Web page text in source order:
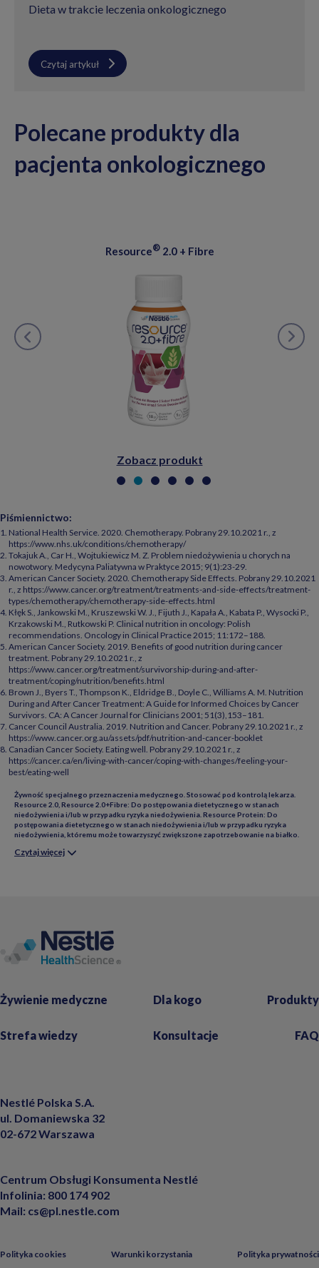
Dieta w trakcie leczenia onkologicznego
Czytaj artykuł
Polecane produkty dla
pacjenta onkologicznego
Resource®2.0 + Fibre
Zobacz produkt
Piśmiennictwo:
National Health Service. 2020. Chemotherapy. Pobrany 29.10.2021 r., z
https://www.nhs.uk/conditions/chemotherapy/
Tokajuk A., Car H., Wojtukiewicz M. Z. Problem niedożywienia u chorych na
nowotwory. Medycyna Paliatywna w Praktyce 2015; 9(1):23-29.
American Cancer Society. 2020. Chemotherapy Side Effects. Pobrany 29.10.2021
r., z https://www.cancer.org/treatment/treatments-and-side-effects/treatment-
types/chemotherapy/chemotherapy-side-effects.html
Kłęk S., Jankowski M., Kruszewski W. J., Fijuth J., Kapała A., Kabata P., Wysocki P.,
Krzakowski M., Rutkowski P. Clinical nutrition in oncology: Polish
recommendations. Oncology in Clinical Practice 2015; 11:172–188.
American Cancer Society. 2019. Benefits of good nutrition during cancer
treatment. Pobrany 29.10.2021 r., z
https://www.cancer.org/treatment/survivorship-during-and-after-
treatment/coping/nutrition/benefits.html
Brown J., Byers T., Thompson K., Eldridge B., Doyle C., Williams A. M. Nutrition
During and After Cancer Treatment: A Guide for Informed Choices by Cancer
Survivors. CA: A Cancer Journal for Clinicians 2001; 51(3),153–181.
Cancer Council Australia. 2019. Nutrition and Cancer. Pobrany 29.10.2021 r., z
https://www.cancer.org.au/assets/pdf/nutrition-and-cancer-booklet
Canadian Cancer Society. Eating well. Pobrany 29.10.2021 r., z
https://cancer.ca/en/living-with-cancer/coping-with-changes/feeling-your-
best/eating-well
Żywność specjalnego przeznaczenia medycznego. Stosować pod kontrolą lekarza.
Resource 2.0, Resource 2.0+Fibre: Do postępowania dietetycznego w stanach
niedożywienia i/lub w przypadku ryzyka niedożywienia. Resource Protein: Do
postępowania dietetycznego w stanach niedożywienia i/lub w przypadku ryzyka
niedożywienia, któremu może towarzyszyć zwiększone zapotrzebowanie na białko.
Czytaj więcej
Żywienie medyczne Dla kogo Produkty
Strefa wiedzy Konsultacje FAQ
Nestlé Polska S.A.
ul. Domaniewska 32
02-672 Warszawa
Centrum Obsługi Konsumenta Nestlé
Infolinia: 800 174 902
Mail: cs@pl.nestle.com
Polityka cookies Warunki korzystania Polityka prywatności